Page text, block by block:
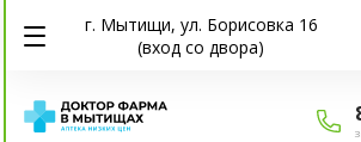
г. Мытищи, ул. Борисовка 16
(вход со двора)